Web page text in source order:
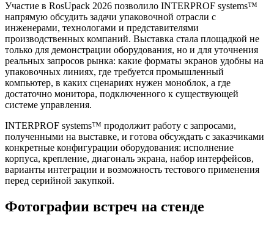
Участие в RosUpack 2026 позволило INTERPROF systems™
напрямую обсудить задачи упаковочной отрасли с
инженерами, технологами и представителями
производственных компаний. Выставка стала площадкой не
только для демонстрации оборудования, но и для уточнения
реальных запросов рынка: какие форматы экранов удобны на
упаковочных линиях, где требуется промышленный
компьютер, в каких сценариях нужен моноблок, а где
достаточно монитора, подключенного к существующей
системе управления.
INTERPROF systems™ продолжит работу с запросами,
полученными на выставке, и готова обсуждать с заказчиками
конкретные конфигурации оборудования: исполнение
корпуса, крепление, диагональ экрана, набор интерфейсов,
варианты интеграции и возможность тестового применения
перед серийной закупкой.
Фотографии встреч на стенде